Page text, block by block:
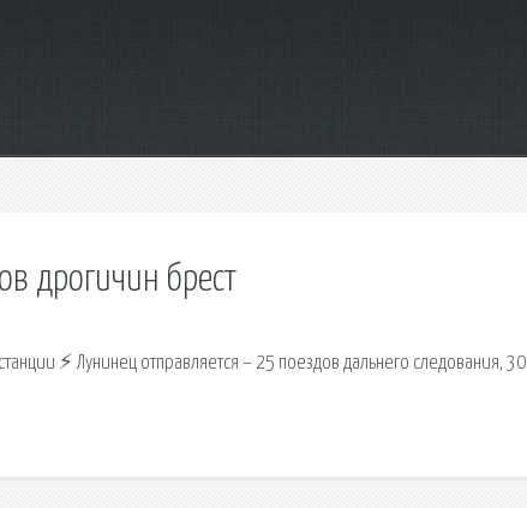
дрогичин брест
⚡ Лунинец отправляется – 25 поездов дальнего следования, 30